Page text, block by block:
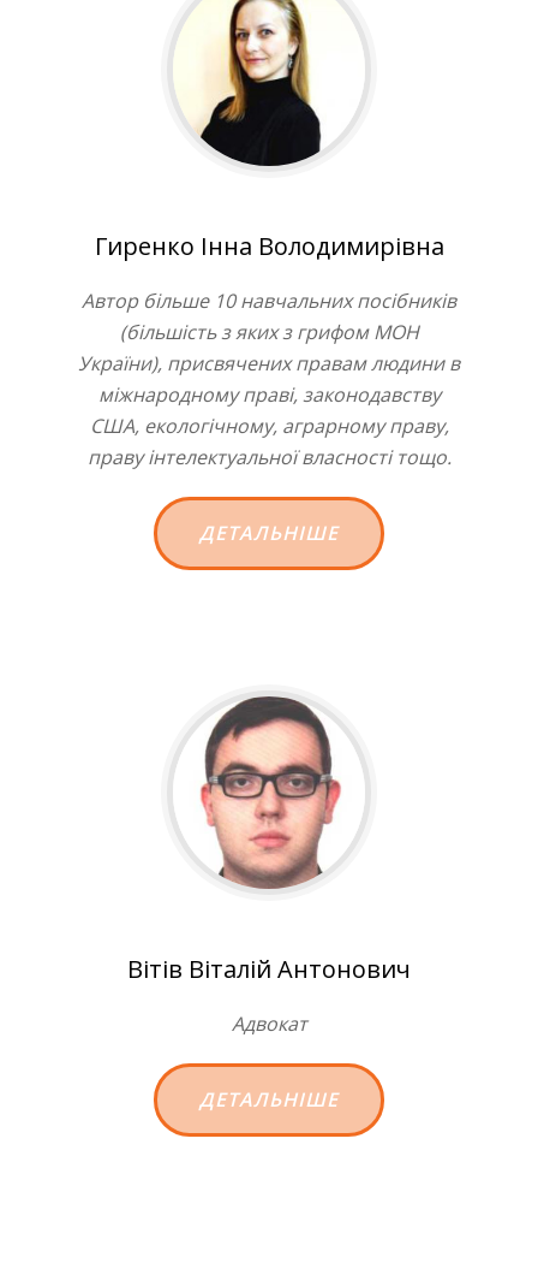
Гиренко Інна Володимирівна
Автор більше 10 навчальних посібників
(більшість з яких з грифом МОН
України), присвячених правам людини в
міжнародному праві, законодавству
США, екологічному, аграрному праву,
праву інтелектуальної власності тощо.
ДЕТАЛЬНІШЕ
Вітів Віталій Антонович
Адвокат
ДЕТАЛЬНІШЕ